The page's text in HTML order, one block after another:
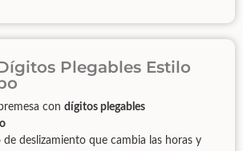
Plegables Estilo
con dígitos plegables
de deslizamiento que cambia las horas y